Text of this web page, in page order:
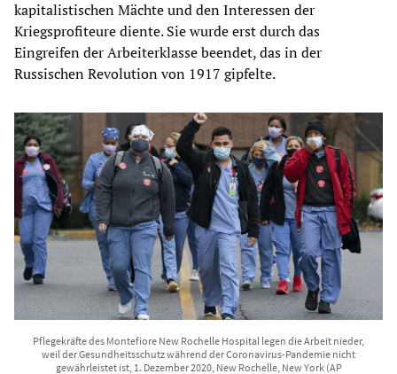
kapitalistischen Mächte und den Interessen der
Kriegsprofiteure diente. Sie wurde erst durch das
Eingreifen der Arbeiterklasse beendet, das in der
Russischen Revolution von 1917 gipfelte.
Pflegekräfte des Montefiore New Rochelle Hospital legen die Arbeit nieder,
weil der Gesundheitsschutz während der Coronavirus-Pandemie nicht
gewährleistet ist, 1. Dezember 2020, New Rochelle, New York (AP